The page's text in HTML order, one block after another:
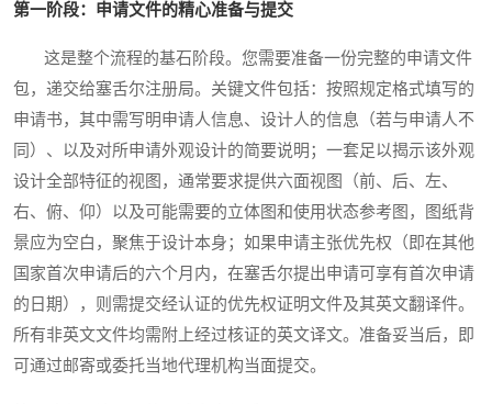
第一阶段：申请文件的精心准备与提交
这是整个流程的基石阶段。您需要准备一份完整的申请文件
包，递交给塞舌尔注册局。关键文件包括：按照规定格式填写的
申请书，其中需写明申请人信息、设计人的信息（若与申请人不
同）、以及对所申请外观设计的简要说明；一套足以揭示该外观
设计全部特征的视图，通常要求提供六面视图（前、后、左、
右、俯、仰）以及可能需要的立体图和使用状态参考图，图纸背
景应为空白，聚焦于设计本身；如果申请主张优先权（即在其他
国家首次申请后的六个月内，在塞舌尔提出申请可享有首次申请
的日期），则需提交经认证的优先权证明文件及其英文翻译件。
所有非英文文件均需附上经过核证的英文译文。准备妥当后，即
可通过邮寄或委托当地代理机构当面提交。